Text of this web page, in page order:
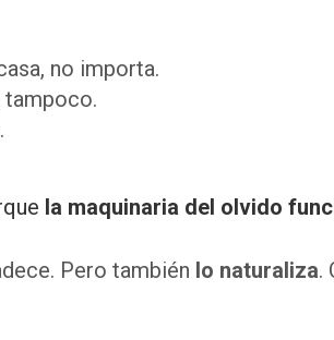
no importa.
tampoco.
la maquinaria del olvido
Pero también lo naturaliza.